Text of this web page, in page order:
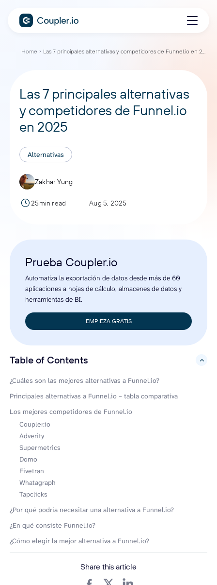
Home Las 7 principales alternativas y competidores de Funnel.io en 2025
Las 7 principales alternativas
y competidores de Funnel.io
en 2025
Alternativas
Zakhar Yung
25min read Aug 5, 2025
Prueba Coupler.io
Automatiza la exportación de datos desde más de 60
aplicaciones a hojas de cálculo, almacenes de datos y
herramientas de BI.
EMPIEZA GRATIS
Table of Contents
hide
¿Cuáles son las mejores alternativas a Funnel.io?
Principales alternativas a Funnel.io – tabla comparativa
Los mejores competidores de Funnel.io
Coupler.io
Adverity
Supermetrics
Domo
Fivetran
Whatagraph
Tapclicks
¿Por qué podría necesitar una alternativa a Funnel.io?
¿En qué consiste Funnel.io?
¿Cómo elegir la mejor alternativa a Funnel.io?
Share this article